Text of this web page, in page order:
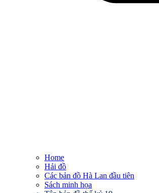
Home
Hải đồ
Các bản đồ Hà Lan đầu tiên
Sách minh họa